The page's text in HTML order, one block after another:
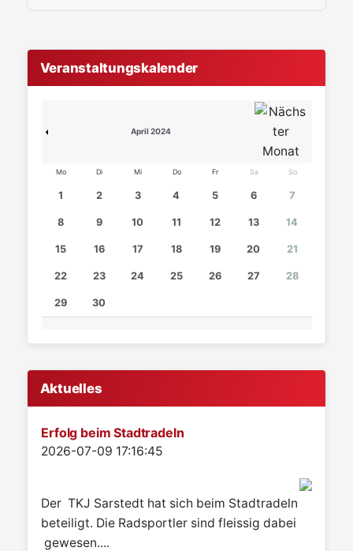
Veranstaltungskalender
April 2024
Mo Di Mi Do Fr Sa So
1 2 3 4 5 6 7
8 9 10 11 12 13 14
15 16 17 18 19 20 21
22 23 24 25 26 27 28
29 30
Aktuelles
Erfolg beim Stadtradeln
Details
2026-07-09 17:16:45
Der TKJ Sarstedt hat sich beim Stadtradeln
beteiligt. Die Radsportler sind fleissig dabei
gewesen....